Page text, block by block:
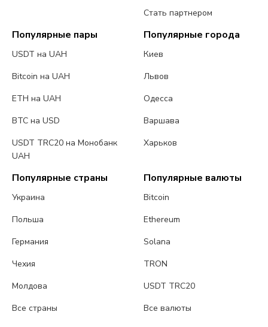
Стать партнером
Популярные пары
USDT на UAH
Bitcoin на UAH
ETH на UAH
BTC на USD
USDT TRC20 на Монобанк
UAH
Популярные города
Киев
Львов
Одесса
Варшава
Харьков
Популярные страны
Украина
Польша
Германия
Чехия
Молдова
Все страны
Популярные валюты
Bitcoin
Ethereum
Solana
TRON
USDT TRC20
Все валюты